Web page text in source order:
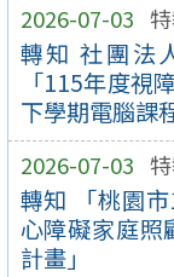
2026-07-03
轉知 社團法
「115年度視
下學期電腦課
2026-07-03
轉知 「桃園
心障礙家庭照
計畫」